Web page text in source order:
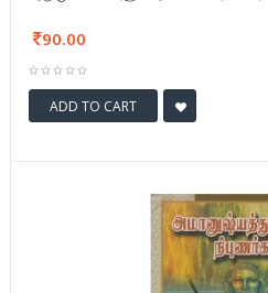
90.00
ADD TO CART